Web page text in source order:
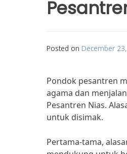
Posted on December
Pondok pesantren
agama dan
Pesantren Nias.
untuk disimak.
Pertama-tama,